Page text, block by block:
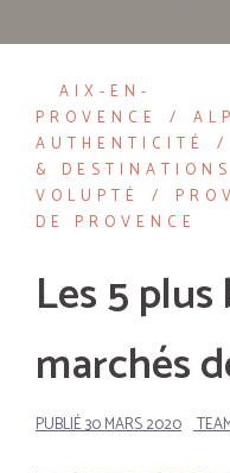
AIX-EN-
PROVENCE
AUTHENTICITÉ
& DESTINATIONS
VOLUPTÉ
DE PROVENCE
Les 5
marchés
PUBLIÉ30 MARS 2020